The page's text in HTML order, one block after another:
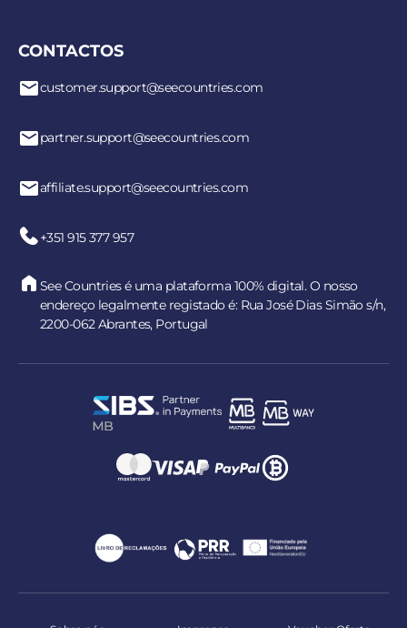
CONTACTOS
customer.support@seecountries.com
partner.support@seecountries.com
affiliate.support@seecountries.com
+351 915 377 957
See Countries é uma plataforma 100% digital. O nosso
endereço legalmente registado é: Rua José Dias Simão s/n,
2200-062 Abrantes, Portugal